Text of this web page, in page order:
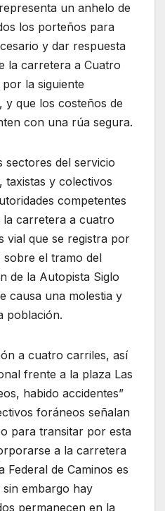
un anhelo de
los porteños para
y dar respuesta
la carretera a Cuatro
la siguiente
y que los costeños de
con una rúa segura.
sectores del servicio
taxistas y colectivos
competentes
carretera a cuatro
vial que se registra por
el tramo del
de la Autopista Siglo
causa una molestia y
población.
a cuatro carriles, así
frente a la plaza Las
habido accidentes”
foráneos señalan
para transitar por esta
a la carretera
Federal de Caminos es
embargo hay
permanecen en la